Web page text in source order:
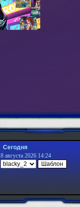
Сегодня
8 августа 2026 14:24